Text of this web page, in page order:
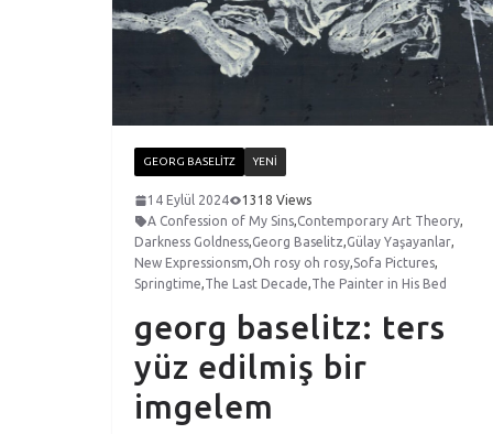
GEORG BASELITZ YENI
14 Eylül 2024
1318 Views
A Confession of My Sins,Contemporary Art Theory,
Darkness Goldness,Georg Baselitz,Gülay Yaşayanlar,
New Expressionsm,Oh rosy oh rosy,Sofa Pictures,
Springtime,The Last Decade,The Painter in His Bed
georg baselitz: ters
yüz edilmiş bir
imgelem